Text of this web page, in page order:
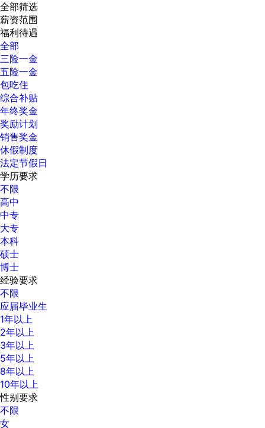
全部筛选
薪资范围
福利待遇
全部
三险一金
五险一金
包吃住
综合补贴
年终奖金
奖励计划
销售奖金
休假制度
法定节假日
学历要求
不限
高中
中专
大专
本科
硕士
博士
经验要求
不限
应届毕业生
1年以上
2年以上
3年以上
5年以上
8年以上
10年以上
性别要求
不限
女